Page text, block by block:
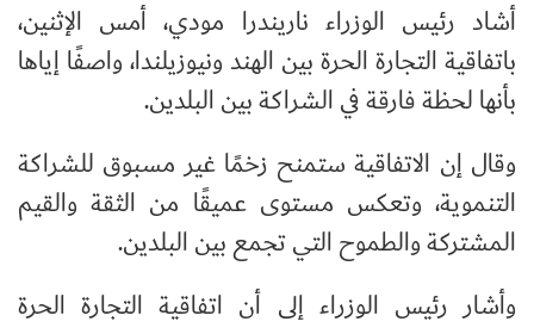
أشاد رئيس الوزراء ناريندرا مودي، أمس الإثنين،
باتفاقية التجارة الحرة بين الهند ونيوزيلندا، واصفًا إياها
بأنها لحظة فارقة في الشراكة بين البلدين.
وقال إن الاتفاقية ستمنح زخمًا غير مسبوق للشراكة
التنموية، وتعكس مستوى عميقًا من الثقة والقيم
المشتركة والطموح التي تجمع بين البلدين.
وأشار رئيس الوزراء إلى أن اتفاقية التجارة الحرة